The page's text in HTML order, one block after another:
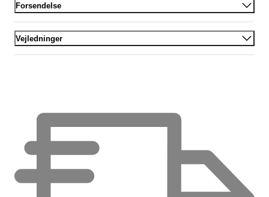
Forsendelse
Vejledninger